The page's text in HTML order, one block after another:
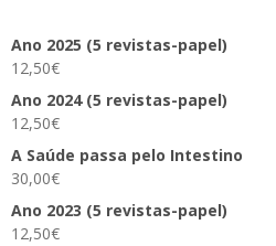
Ano 2025 (5 revistas-papel)
12,50€
Ano 2024 (5 revistas-papel)
12,50€
A Saúde passa pelo Intestino
30,00€
Ano 2023 (5 revistas-papel)
12,50€